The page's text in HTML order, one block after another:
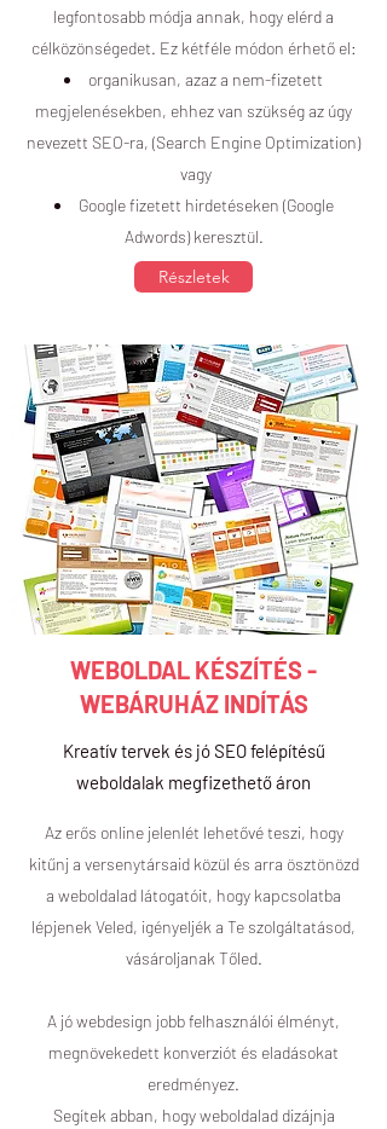
legfontosabb módja annak, hogy elérd a
célközönségedet. Ez kétféle módon érhető el:
organikusan, azaz a nem-fizetett
megjelenésekben, ehhez van szükség az úgy
nevezett SEO-ra, (Search Engine Optimization)
vagy
Google fizetett hirdetéseken (Google
Adwords) keresztül.
Részletek
WEBOLDAL KÉSZÍTÉS -
WEBÁRUHÁZ INDÍTÁS
Kreatív tervek és jó SEO felépítésű
weboldalak megfizethető áron
Az erős online jelenlét lehetővé teszi, hogy
kitűnj a versenytársaid közül és arra ösztönözd
a weboldalad látogatóit, hogy kapcsolatba
lépjenek Veled, igényeljék a Te szolgáltatásod,
vásároljanak Tőled.
A jó webdesign jobb felhasználói élményt,
megnövekedett konverziót és eladásokat
eredményez.
Segítek abban, hogy weboldalad dizájnja